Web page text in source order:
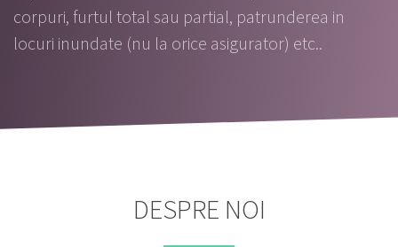
corpuri, furtul total sau partial, patrunderea in
locuri inundate (nu la orice asigurator) etc..
DESPRE NOI